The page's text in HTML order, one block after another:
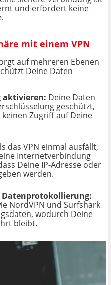
und erfordert keine
mit einem VPN
auf mehreren Ebenen
Deine Daten
aktivieren: Deine Daten
geschützt,
Zugriff auf Deine
das VPN einmal ausfällt,
Internetverbindung
Deine IP-Adresse oder
werden.
NordVPN und Surfshark
wodurch Deine
bleibt.